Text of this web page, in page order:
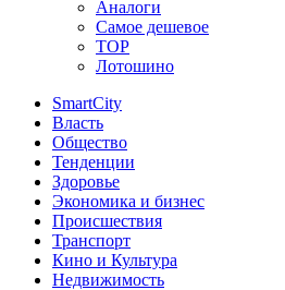
Аналоги
Самое дешевое
TOP
Лотошино
SmartCity
Власть
Общество
Тенденции
Здоровье
Экономика и бизнес
Происшествия
Транспорт
Кино и Культура
Недвижимость